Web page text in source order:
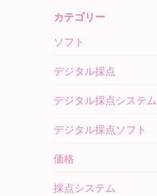
カテゴリー
ソフト
デジタル採点
デジタル採点システム
デジタル採点ソフト
価格
採点システム